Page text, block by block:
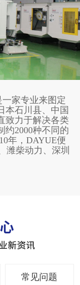
家专业来图定
本石川县、中国
致力于解决各类
约2000种不同的
年，DAYUE便
潍柴动力、深圳
常见问题